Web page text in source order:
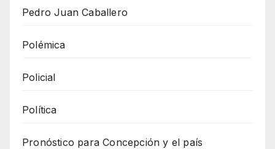
Pedro Juan Caballero
Polémica
Policial
Política
Pronóstico para Concepción y el país